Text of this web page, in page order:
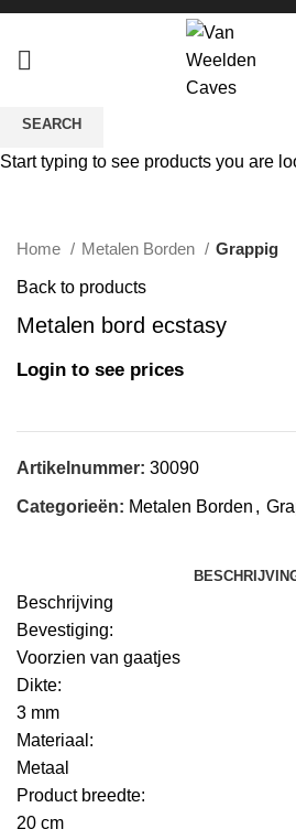
Home Metalen Borden Grappig
Back to products
Metalen bord ecstasy
Login to see prices
Artikelnummer: 30090
Categorieën: Metalen Borden ,
Beschrijving
Bevestiging:
Voorzien van gaatjes
Dikte:
3 mm
Materiaal:
Metaal
Product breedte:
20 cm
SEARCH
Start typing to see products you are